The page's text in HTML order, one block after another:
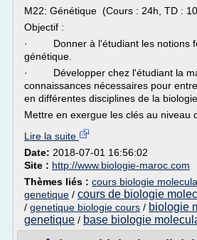
M22: Génétique (Cours : 24h, TD :
Objectif :
· Donner à l'étudiant les notions
génétique.
· Développer chez l'étudiant la
connaissances nécessaires pour
en différentes disciplines de la biologie.
Mettre en exergue les clés au niveau
Lire la suite
Date: 2018-07-01 16:56:02
Site : http://www.biologie-maroc.com
Thèmes liés : cours biologie
genetique / cours de biologie
/ genetique biologie cours / biologie
genetique / base biologie